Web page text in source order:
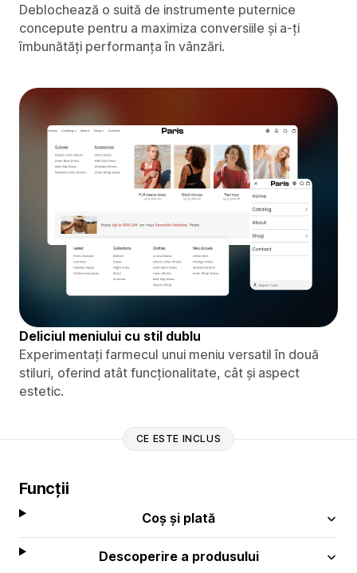
Deblochează o suită de instrumente puternice
concepute pentru a maximiza conversiile și a-ți
îmbunătăți performanța în vânzări.
Deliciul meniului cu stil dublu
Experimentați farmecul unui meniu versatil în două
stiluri, oferind atât funcționalitate, cât și aspect
estetic.
CE ESTE INCLUS
Funcții
Coș și plată
Descoperire a produsului